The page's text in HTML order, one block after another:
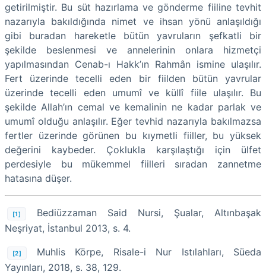
getirilmiştir. Bu süt hazırlama ve gönderme fiiline tevhit
nazarıyla bakıldığında nimet ve ihsan yönü anlaşıldığı
gibi buradan hareketle bütün yavruların şefkatli bir
şekilde beslenmesi ve annelerinin onlara hizmetçi
yapılmasından Cenab-ı Hakk’ın Rahmân ismine ulaşılır.
Fert üzerinde tecelli eden bir fiilden bütün yavrular
üzerinde tecelli eden umumî ve küllî fiile ulaşılır. Bu
şekilde Allah’ın cemal ve kemalinin ne kadar parlak ve
umumî olduğu anlaşılır. Eğer tevhid nazarıyla bakılmazsa
fertler üzerinde görünen bu kıymetli fiiller, bu yüksek
değerini kaybeder. Çoklukla karşılaştığı için ülfet
perdesiyle bu mükemmel fiilleri sıradan zannetme
hatasına düşer.
[1]
Bediüzzaman Said Nursi, Şualar, Altınbaşak
Neşriyat, İstanbul 2013, s. 4.
[2]
Muhlis Körpe, Risale-i Nur Istılahları, Süeda
Yayınları, 2018, s. 38, 129.